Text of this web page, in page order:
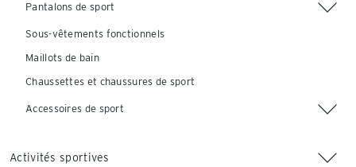
Pantalons de sport
Sous-vêtements fonctionnels
Maillots de bain
Chaussettes et chaussures de sport
Accessoires de sport
Activités sportives